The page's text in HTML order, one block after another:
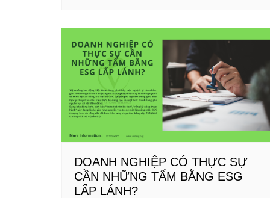
DOANH NGHIỆP CÓ THỰC SỰ
CẦN NHỮNG TẤM BẰNG ESG
LẤP LÁNH?